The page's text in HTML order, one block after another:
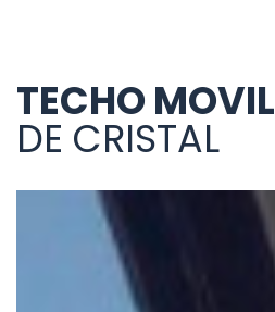
TECHO MOVIL
DE CRISTAL